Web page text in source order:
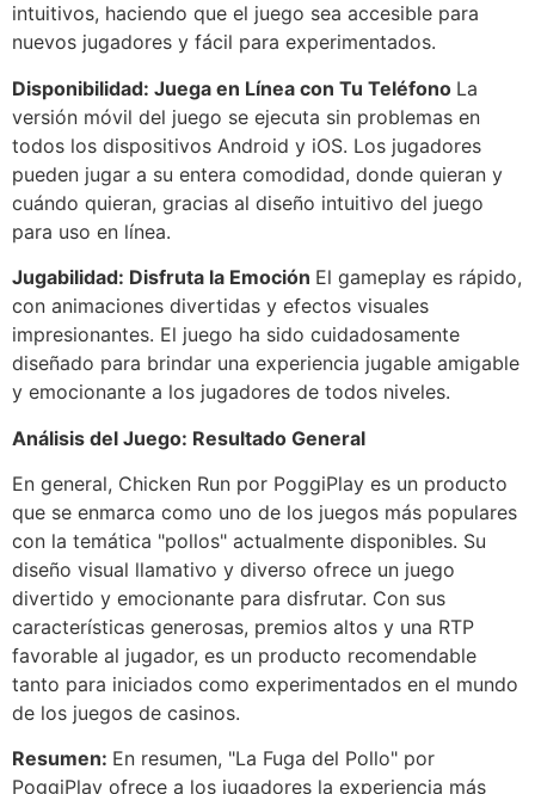
intuitivos, haciendo que el juego sea accesible para
nuevos jugadores y fácil para experimentados.
Disponibilidad: Juega en Línea con Tu Teléfono La
versión móvil del juego se ejecuta sin problemas en
todos los dispositivos Android y iOS. Los jugadores
pueden jugar a su entera comodidad, donde quieran y
cuándo quieran, gracias al diseño intuitivo del juego
para uso en línea.
Jugabilidad: Disfruta la Emoción El gameplay es rápido,
con animaciones divertidas y efectos visuales
impresionantes. El juego ha sido cuidadosamente
diseñado para brindar una experiencia jugable amigable
y emocionante a los jugadores de todos niveles.
Análisis del Juego: Resultado General
En general, Chicken Run por PoggiPlay es un producto
que se enmarca como uno de los juegos más populares
con la temática "pollos" actualmente disponibles. Su
diseño visual llamativo y diverso ofrece un juego
divertido y emocionante para disfrutar. Con sus
características generosas, premios altos y una RTP
favorable al jugador, es un producto recomendable
tanto para iniciados como experimentados en el mundo
de los juegos de casinos.
Resumen: En resumen, "La Fuga del Pollo" por
PoggiPlay ofrece a los jugadores la experiencia más